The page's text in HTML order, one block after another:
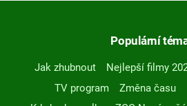
Populární
Jak zhubnout Nejlepší filmy
TV program
Změna času